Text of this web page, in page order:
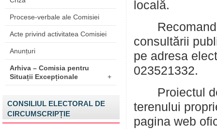
Procese-verbale ale Comisiei
Acte privind activitatea Comisiei
Anunțuri
Arhiva – Comisia pentru
Situații Excepționale
+
CONSILIUL ELECTORAL DE
CIRCUMSCRIPȚIE
locală.
consultării
pe adresa
023521332.
Proiectul de
terenului
pagina web